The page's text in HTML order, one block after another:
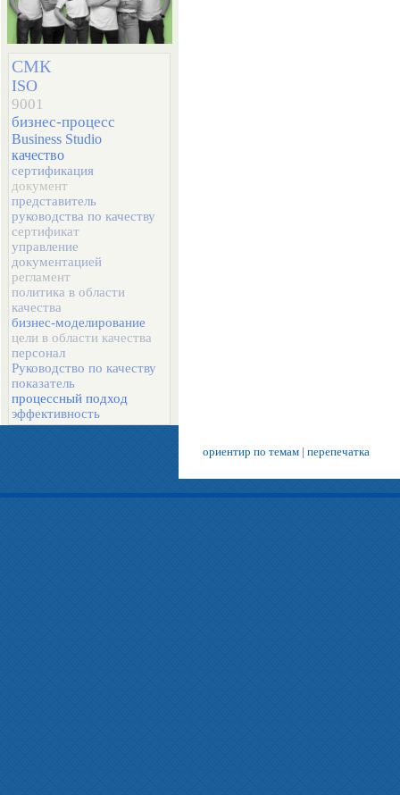
СМК
ISO
9001
бизнес-процесс
Business Studio
качество
сертификация
документ
представитель
руководства по качеству
сертификат
управление
документацией
регламент
политика в области
качества
бизнес-моделирование
цели в области качества
персонал
Руководство по качеству
показатель
процессный подход
эффективность
ориентир по темам | перепечатка